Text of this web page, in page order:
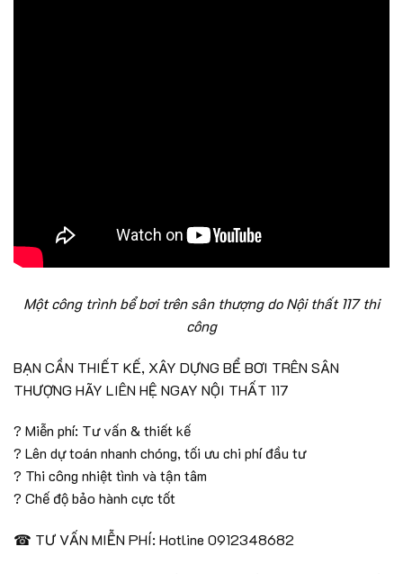
Một công trình bể bơi trên sân thượng do Nội thất 117 thi
công
BẠN CẦN THIẾT KẾ, XÂY DỰNG BỂ BƠI TRÊN SÂN
THƯỢNG HÃY LIÊN HỆ NGAY NỘI THẤT 117
? Miễn phí: Tư vấn & thiết kế
? Lên dự toán nhanh chóng, tối ưu chi phí đầu tư
? Thi công nhiệt tình và tận tâm
? Chế độ bảo hành cực tốt
☎ TƯ VẤN MIỄN PHÍ: Hotline 0912348682